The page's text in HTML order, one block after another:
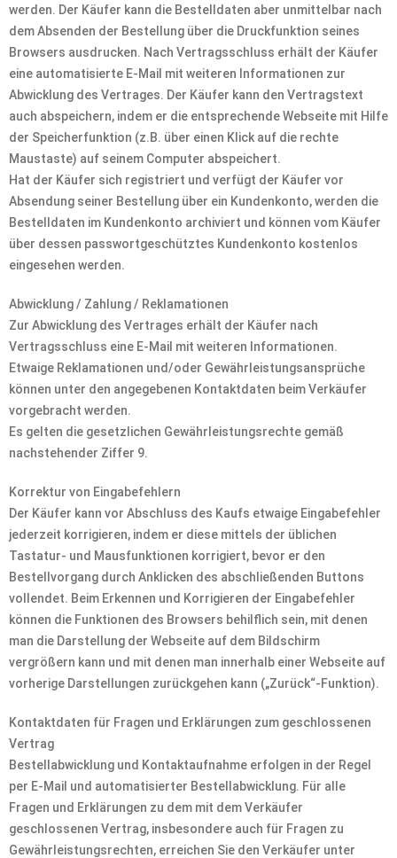
werden. Der Käufer kann die Bestelldaten aber unmittelbar nach
dem Absenden der Bestellung über die Druckfunktion seines
Browsers ausdrucken. Nach Vertragsschluss erhält der Käufer
eine automatisierte E-Mail mit weiteren Informationen zur
Abwicklung des Vertrages. Der Käufer kann den Vertragstext
auch abspeichern, indem er die entsprechende Webseite mit Hilfe
der Speicherfunktion (z.B. über einen Klick auf die rechte
Maustaste) auf seinem Computer abspeichert.
Hat der Käufer sich registriert und verfügt der Käufer vor
Absendung seiner Bestellung über ein Kundenkonto, werden die
Bestelldaten im Kundenkonto archiviert und können vom Käufer
über dessen passwortgeschütztes Kundenkonto kostenlos
eingesehen werden.
Abwicklung / Zahlung / Reklamationen
Zur Abwicklung des Vertrages erhält der Käufer nach
Vertragsschluss eine E-Mail mit weiteren Informationen.
Etwaige Reklamationen und/oder Gewährleistungsansprüche
können unter den angegebenen Kontaktdaten beim Verkäufer
vorgebracht werden.
Es gelten die gesetzlichen Gewährleistungsrechte gemäß
nachstehender Ziffer 9.
Korrektur von Eingabefehlern
Der Käufer kann vor Abschluss des Kaufs etwaige Eingabefehler
jederzeit korrigieren, indem er diese mittels der üblichen
Tastatur- und Mausfunktionen korrigiert, bevor er den
Bestellvorgang durch Anklicken des abschließenden Buttons
vollendet. Beim Erkennen und Korrigieren der Eingabefehler
können die Funktionen des Browsers behilflich sein, mit denen
man die Darstellung der Webseite auf dem Bildschirm
vergrößern kann und mit denen man innerhalb einer Webseite auf
vorherige Darstellungen zurückgehen kann („Zurück“-Funktion).
Kontaktdaten für Fragen und Erklärungen zum geschlossenen
Vertrag
Bestellabwicklung und Kontaktaufnahme erfolgen in der Regel
per E-Mail und automatisierter Bestellabwicklung. Für alle
Fragen und Erklärungen zu dem mit dem Verkäufer
geschlossenen Vertrag, insbesondere auch für Fragen zu
Gewährleistungsrechten, erreichen Sie den Verkäufer unter